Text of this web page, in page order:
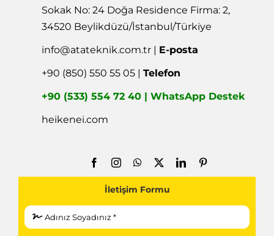
Sokak No: 24 Doğa Residence Firma: 2,
34520 Beylikdüzü/İstanbul/Türkiye
info@atateknik.com.tr | E-posta
+90 (850) 550 55 05 |Telefon
+90 (533) 554 72 40 | WhatsApp Destek
heikenei.com
İletişim Formu